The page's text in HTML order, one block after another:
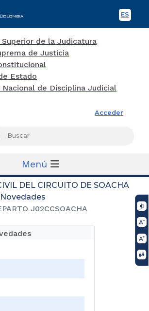
ES
Acceder
Buscar
Menú
DEL CIRCUITO DE SOACHA
J02CCSOACHA